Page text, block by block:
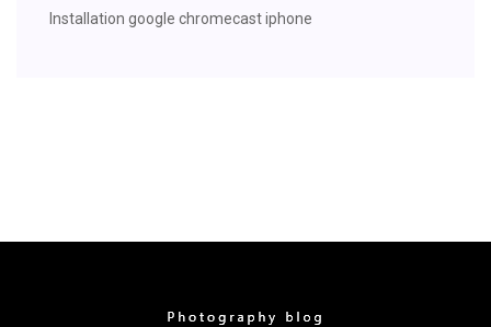
Installation google chromecast iphone